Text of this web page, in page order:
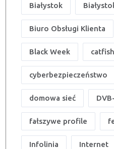
Białystok
Biuro Obsługi Klienta
Black Week
cyberbezpieczeństwo
domowa sieć
fałszywe profile
Infolinia Internet